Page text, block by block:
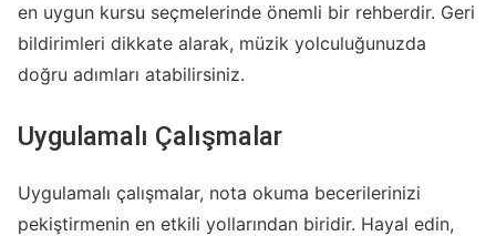
en uygun kursu seçmelerinde önemli bir rehberdir. Geri
bildirimleri dikkate alarak, müzik yolculuğunuzda
doğru adımları atabilirsiniz.
Uygulamalı Çalışmalar
Uygulamalı çalışmalar, nota okuma becerilerinizi
pekiştirmenin en etkili yollarından biridir. Hayal edin,